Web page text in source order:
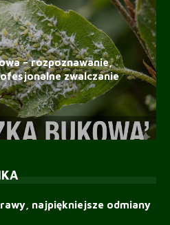
– rozpoznawanie,
zwalczanie
najpiękniejsze odmiany